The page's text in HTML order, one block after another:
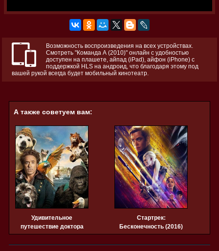
Возможность воспроизведения на всех устройствах.
Смотреть "Команда А (2010)" онлайн с удобностью
доступен на плашете, айпад (iPad), айфон (iPhone) с
поддержкой HLS на андроид, что благодаря этому под
вашей рукой всегда будет мобильный кинотеатр.
А также советуем вам:
Удивительное
путешествие доктора
Дулиттла (2020)
Стартрек:
Бесконечность (2016)